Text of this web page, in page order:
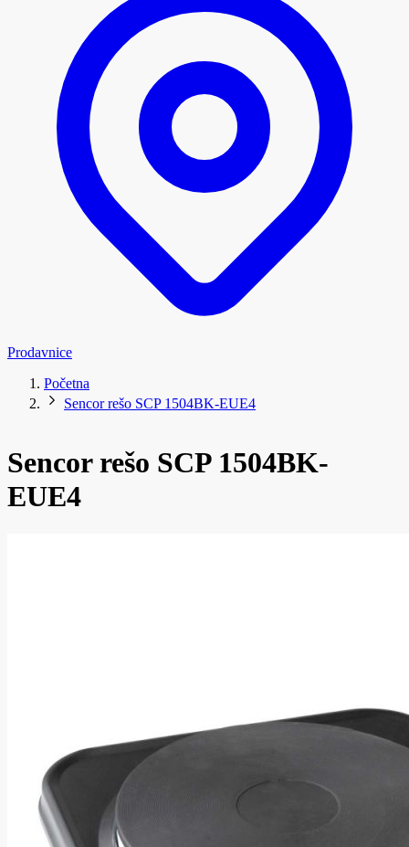
Prodavnice
Početna
Sencor rešo SCP 1504BK-EUE4
Sencor rešo SCP 1504BK-
EUE4